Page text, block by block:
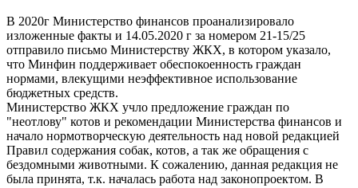
В 2020г Министерство финансов проанализировало
изложенные факты и 14.05.2020 г за номером 21-15/25
отправило письмо Министерству ЖКХ, в котором указало,
что Минфин поддерживает обеспокоенность граждан
нормами, влекущими неэффективное использование
бюджетных средств.
Министерство ЖКХ учло предложение граждан по
"неотлову" котов и рекомендации Министерства финансов и
начало нормотворческую деятельность над новой редакцией
Правил содержания собак, котов, а так же обращения с
бездомными животными. К сожалению, данная редакция не
была принята, т.к. началась работа над законопроектом. В